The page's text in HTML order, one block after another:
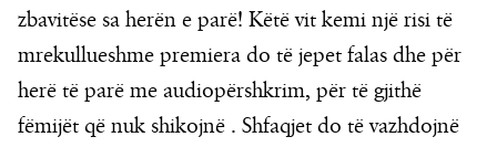
zbavitëse sa herën e parë! Këtë vit kemi një risi të
mrekullueshme premiera do të jepet falas dhe për
herë të parë me audiopërshkrim, për të gjithë
fëmijët që nuk shikojnë . Shfaqjet do të vazhdojnë